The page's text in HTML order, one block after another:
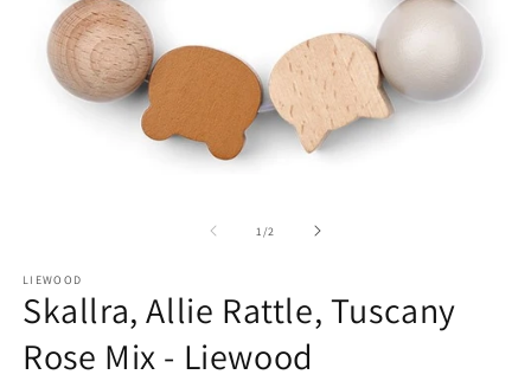
1 /av2
LIEWOOD
Skallra, Allie Rattle, Tuscany
Rose Mix - Liewood